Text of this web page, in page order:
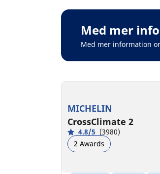
Med mer
Med mer information
MICHELIN
CrossClimate 2
4.8/5 (3980)
2 Awards